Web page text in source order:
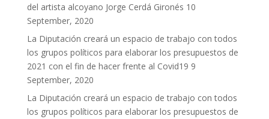
del artista alcoyano Jorge Cerdá Gironés 10
September, 2020
La Diputación creará un espacio de trabajo con todos
los grupos políticos para elaborar los presupuestos de
2021 con el fin de hacer frente al Covid19 9
September, 2020
La Diputación creará un espacio de trabajo con todos
los grupos políticos para elaborar los presupuestos de